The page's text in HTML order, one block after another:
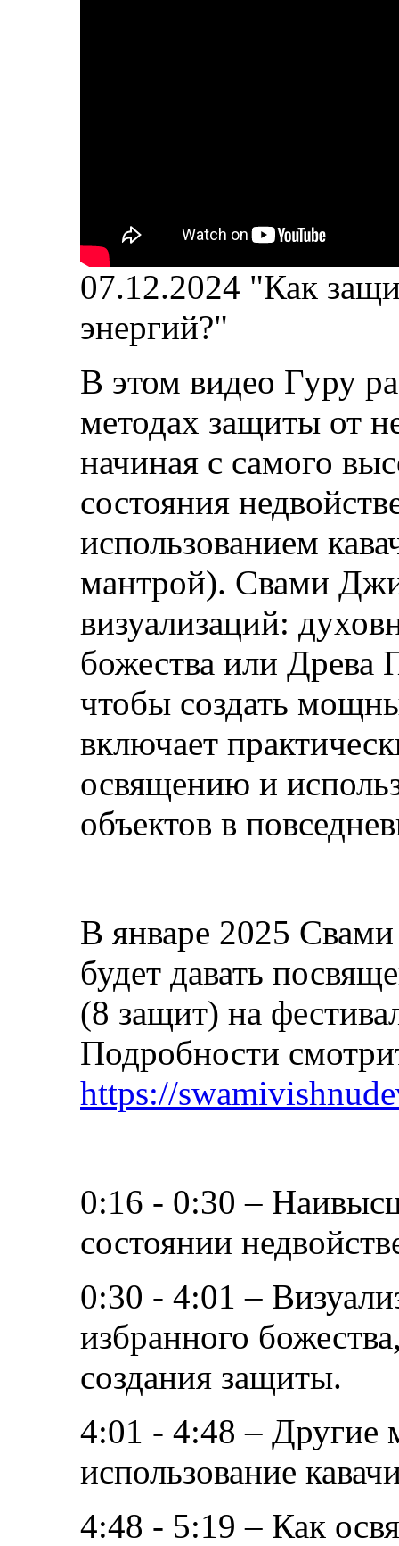
07.12.2024 "Как
энергий?"
В этом видео Гуру
методах защиты от
начиная с самого
состояния
использованием
мантрой). Свами
визуализаций:
божества или Древа
чтобы создать
включает
освящению и
объектов в
В январе 2025
будет давать
(8 защит) на
Подробности
https://
0:16 - 0:30 –
состоянии
0:30 - 4:01 –
избранного
создания защиты.
4:01 - 4:48 – Другие
использование
4:48 - 5:19 – Как